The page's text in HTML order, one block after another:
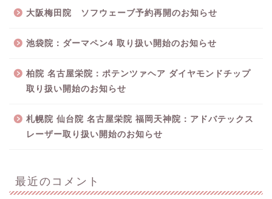
大阪梅田院 ソフウェーブ予約再開のお知らせ
池袋院：ダーマペン4 取り扱い開始のお知らせ
柏院 名古屋栄院：ポテンツァヘア ダイヤモンドチップ
取り扱い開始のお知らせ
札幌院 仙台院 名古屋栄院 福岡天神院：アドバテックス
レーザー取り扱い開始のお知らせ
最近のコメント